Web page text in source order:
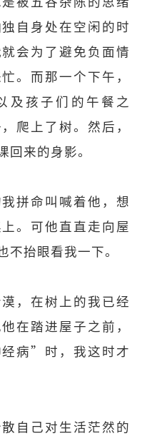
自身处在空闲的时
会为了避免负面情
。而那一个下午，
及孩子们的午餐之
爬上了树。然后，
来的身影。
拼命叫喊着他，想
。可他直直走向屋
抬眼看我一下。
，在树上的我已经
在踏进屋子之前，
病”时，我这时才
自己对生活茫然的